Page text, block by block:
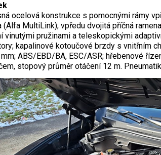
ocelová konstrukce s pomocnými rámy
(Alfa MultiLink); vpředu dvojitá příčná
vinutými pružinami a teleskopickými
kapalinové kotoučové brzdy s vnitřním
ABS/EBD/BA, ESC/ASR; hřebenové
stopový průměr otáčení 12 m.